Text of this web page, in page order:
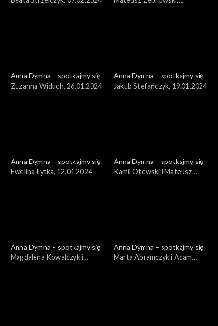
Anna Dymna – spotkajmy się
Zuzanna Widuch, 26.01.2024
Anna Dymna – spotkajmy się
Jakub Stefańczyk, 19.01.2024
Anna Dymna – spotkajmy się
Ewelina Łytka, 12.01.2024
Anna Dymna – spotkajmy się
Kamil Otowski i Mateusz
Anna Dymna – spotkajmy się
Magdalena Kowalczyk i
Anna Dymna – spotkajmy się
Marta Abramczyk i Adam